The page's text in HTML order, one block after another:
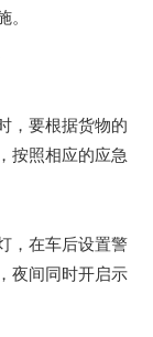
，要根据货物的
按照相应的应急
，在车后设置警
夜间同时开启示